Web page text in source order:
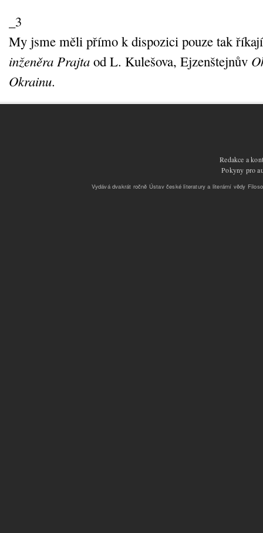
_3
My jsme měli přímo k dispozici pouze tak
inženěra Prajta od L. Kulešova, Ejzenštejnův
Okrainu.
Redakce a
Pokyny pro
Vydává dvakrát ročně Ústav české literatury a literární vědy